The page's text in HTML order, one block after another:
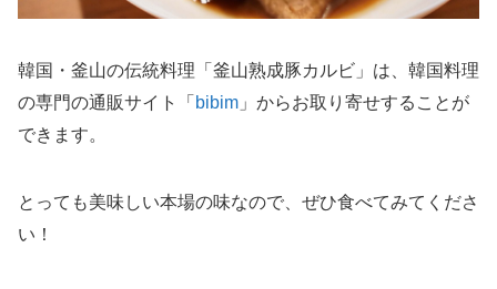
韓国・釜山の伝統料理「釜山熟成豚カルビ」は、韓国料理
の専門の通販サイト「 bibim 」からお取り寄せすることが
できます。
とっても美味しい本場の味なので、ぜひ食べてみてくださ
い！